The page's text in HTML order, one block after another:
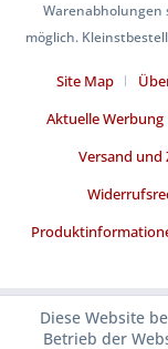
Warenabholungen
möglich.
Site Map
Aktuelle Werbung
Versand und
Diese Website
Betrieb der